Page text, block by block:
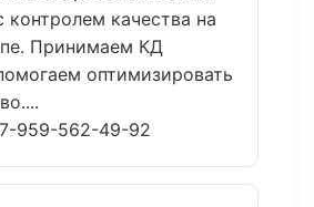
контролем качества на
Принимаем КД
оптимизировать
959-562-49-92